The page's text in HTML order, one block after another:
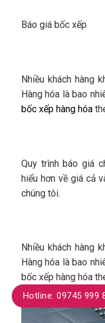
Báo giá bốc xếp
Nhiều khách hàng
Hàng hóa là bao
bốc xếp hàng hóa
Quy trình báo giá
hiểu hơn về giá cả
chúng tôi.
Nhiều khách hàng
Hàng hóa là bao
bốc xếp hàng hóa
Hotline: 09745 999